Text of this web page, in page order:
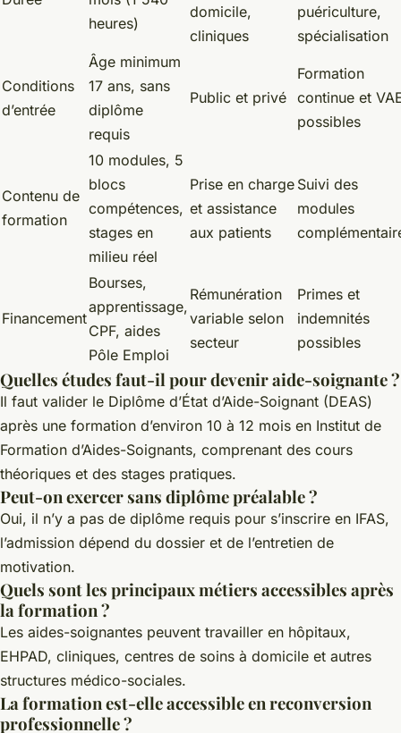
heures)
domicile,
cliniques
puériculture,
spécialisation
Conditions
d’entrée
Âge minimum
17 ans, sans
diplôme
requis
Public et privé
Formation
continue et
possibles
Contenu de
formation
10 modules, 5
blocs
compétences,
stages en
milieu réel
Prise en charge
et assistance
aux patients
Suivi des
modules
Financement
Bourses,
apprentissage,
CPF, aides
Pôle Emploi
Rémunération
variable selon
secteur
Primes et
indemnités
possibles
Quelles études faut-il pour devenir aide-soignante ?
Il faut valider le Diplôme d’État d’Aide-Soignant (DEAS)
après une formation d’environ 10 à 12 mois en Institut de
Formation d’Aides-Soignants, comprenant des cours
théoriques et des stages pratiques.
Peut-on exercer sans diplôme préalable ?
Oui, il n’y a pas de diplôme requis pour s’inscrire en IFAS,
l’admission dépend du dossier et de l’entretien de
motivation.
Quels sont les principaux métiers accessibles après
la formation ?
Les aides-soignantes peuvent travailler en hôpitaux,
EHPAD, cliniques, centres de soins à domicile et autres
structures médico-sociales.
La formation est-elle accessible en reconversion
professionnelle ?